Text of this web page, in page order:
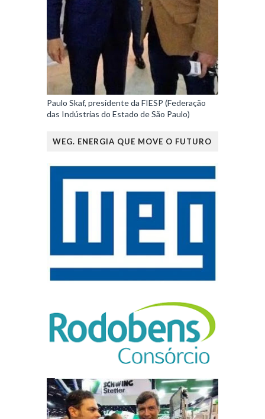
Paulo Skaf, presidente da FIESP (Federação
das Indústrias do Estado de São Paulo)
WEG. ENERGIA QUE MOVE O FUTURO